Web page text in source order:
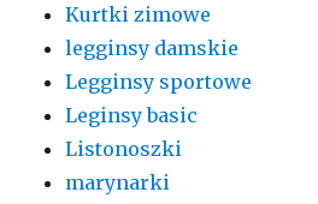
Kurtki zimowe
legginsy damskie
Legginsy sportowe
Leginsy basic
Listonoszki
marynarki